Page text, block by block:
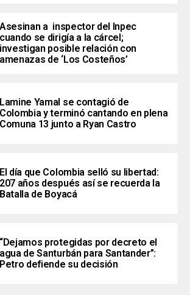
Asesinan a inspector del Inpec
cuando se dirigía a la cárcel;
investigan posible relación con
amenazas de ‘Los Costeños’
Lamine Yamal se contagió de
Colombia y terminó cantando en plena
Comuna 13 junto a Ryan Castro
El día que Colombia selló su libertad:
207 años después así se recuerda la
Batalla de Boyacá
“Dejamos protegidas por decreto el
agua de Santurbán para Santander”:
Petro defiende su decisión